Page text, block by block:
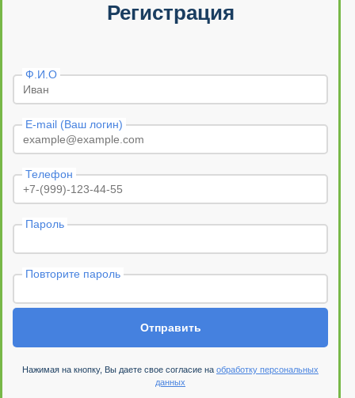
Регистрация
Ф.И.О
E-mail (Ваш логин)
Телефон
Пароль
Повторите пароль
Отправить
Нажимая на кнопку, Вы даете свое согласие на обработку персональных
данных